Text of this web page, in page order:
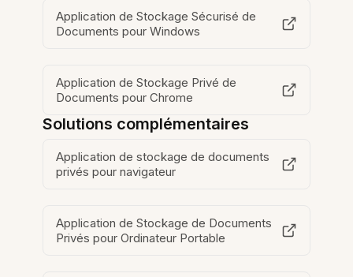
Application de Stockage Sécurisé de
Documents pour Windows
Application de Stockage Privé de
Documents pour Chrome
Solutions complémentaires
Application de stockage de documents
privés pour navigateur
Application de Stockage de Documents
Privés pour Ordinateur Portable